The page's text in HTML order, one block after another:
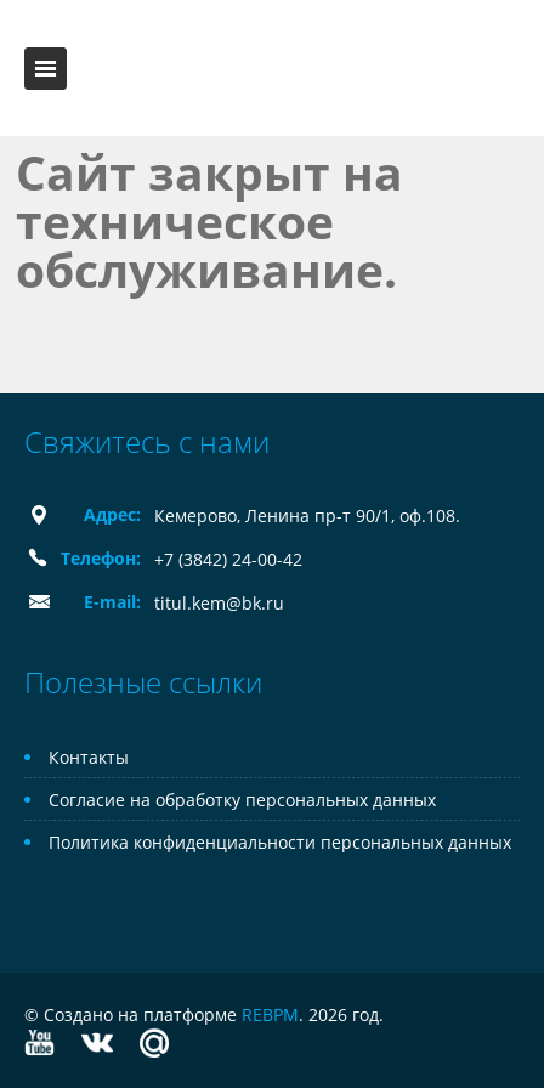
Сайт закрыт на
техническое
обслуживание.
Свяжитесь с нами
Адрес:
Кемерово, Ленина пр-т 90/1, оф.108.
Телефон:
+7 (3842) 24-00-42
E-mail:
titul.kem@bk.ru
Полезные ссылки
Контакты
Согласие на обработку персональных данных
Политика конфиденциальности персональных данных
© Создано на платформе REBPM. 2026 год.